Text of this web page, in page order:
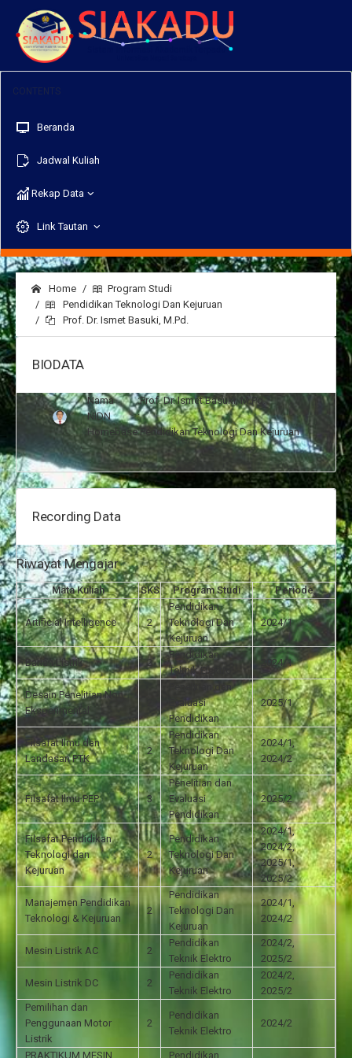
Beranda
Jadwal Kuliah
Rekap Data
Link Tautan
Home
Program Studi
Pendidikan Teknologi Dan Kejuruan
Prof. Dr. Ismet Basuki, M.Pd.
BIODATA
Nama :Prof. Dr. Ismet Basuki, M.Pd.
NIDN
:
Homebase:Pendidikan Teknologi Dan Kejuruan
Recording Data
Riwayat Mengajar
Mata Kuliah SKS Program Studi Periode
Artificial Intelligence 2
Pendidikan
Teknologi Dan
Kejuruan
2024/1
Bahan Listrik 2
Pendidikan
Teknik Elektro
2024/1
Desain Penelitian Non
Eksperimental
Penelitian dan
Evaluasi
Pendidikan
2025/1
Filsafat Ilmu dan
Landasan PTK
2
Pendidikan
Teknologi Dan
Kejuruan
2024/1,
2024/2
Filsafat Ilmu PEP 3
Penelitian dan
Evaluasi
Pendidikan
2025/2
Filsafat Pendidikan
Teknologi dan
Kejuruan
2
Pendidikan
Teknologi Dan
Kejuruan
2024/1,
2024/2,
2025/1,
2025/2
Manajemen Pendidikan
Teknologi & Kejuruan
2
Pendidikan
Teknologi Dan
Kejuruan
2024/1,
2024/2
Mesin Listrik AC 2
Pendidikan
Teknik Elektro
2024/2,
2025/2
Mesin Listrik DC 2
Pendidikan
Teknik Elektro
2024/2,
2025/2
Pemilihan dan
Penggunaan Motor
Listrik
2
Pendidikan
Teknik Elektro
2024/2
PRAKTIKUM MESIN Pendidikan